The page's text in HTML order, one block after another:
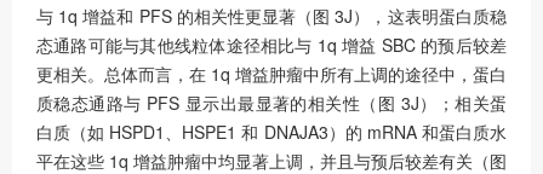
与 1q 增益和 PFS 的相关性更显著（图 3J），这表明蛋白质稳
态通路可能与其他线粒体途径相比与 1q 增益 SBC 的预后较差
更相关。总体而言，在 1q 增益肿瘤中所有上调的途径中，蛋白
质稳态通路与 PFS 显示出最显著的相关性（图 3J）；相关蛋
白质（如 HSPD1、HSPE1 和 DNAJA3）的 mRNA 和蛋白质水
平在这些 1q 增益肿瘤中均显著上调，并且与预后较差有关（图